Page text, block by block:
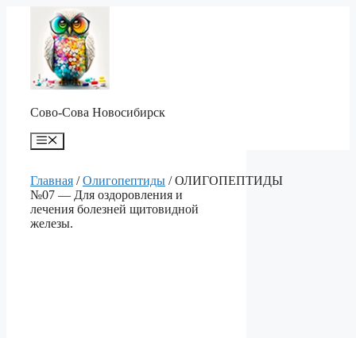
содержимому
Сово-Сова Новосибирск
Меню
Главная /Олигопептиды / ОЛИГОПЕПТИДЫ
№07 — Для оздоровления и
лечения болезней щитовидной
железы.